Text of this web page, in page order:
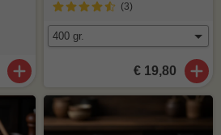
(3)
€ 19,80